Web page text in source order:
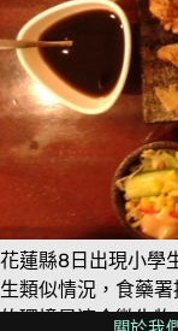
花蓮縣8日出現小學
生類似情況，食藥
的環境最適合微生